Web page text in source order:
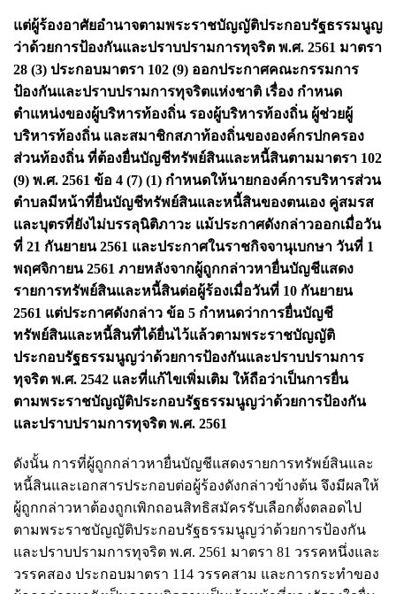
แต่ผู้ร้องอาศัยอำนาจตามพระราชบัญญัติประกอบรัฐธรรมนูญ
ว่าด้วยการป้องกันและปราบปรามการทุจริต พ.ศ. 2561 มาตรา
28 (3) ประกอบมาตรา 102 (9) ออกประกาศคณะกรรมการ
ป้องกันและปราบปรามการทุจริตแห่งชาติ เรื่อง กำหนด
ตำแหน่งของผู้บริหารท้องถิ่น รองผู้บริหารท้องถิ่น ผู้ช่วยผู้
บริหารท้องถิ่น และสมาชิกสภาท้องถิ่นขององค์กรปกครอง
ส่วนท้องถิ่น ที่ต้องยื่นบัญชีทรัพย์สินและหนี้สินตามมาตรา 102
(9) พ.ศ. 2561 ข้อ 4 (7) (1) กำหนดให้นายกองค์การบริหารส่วน
ตำบลมีหน้าที่ยื่นบัญชีทรัพย์สินและหนี้สินของตนเอง คู่สมรส
และบุตรที่ยังไม่บรรลุนิติภาวะ แม้ประกาศดังกล่าวออกเมื่อวัน
ที่ 21 กันยายน 2561 และประกาศในราชกิจจานุเบกษา วันที่ 1
พฤศจิกายน 2561 ภายหลังจากผู้ถูกกล่าวหายื่นบัญชีแสดง
รายการทรัพย์สินและหนี้สินต่อผู้ร้องเมื่อวันที่ 10 กันยายน
2561 แต่ประกาศดังกล่าว ข้อ 5 กำหนดว่าการยื่นบัญชี
ทรัพย์สินและหนี้สินที่ได้ยื่นไว้แล้วตามพระราชบัญญัติ
ประกอบรัฐธรรมนูญว่าด้วยการป้องกันและปราบปรามการ
ทุจริต พ.ศ. 2542 และที่แก้ไขเพิ่มเติม ให้ถือว่าเป็นการยื่น
ตามพระราชบัญญัติประกอบรัฐธรรมนูญว่าด้วยการป้องกัน
และปราบปรามการทุจริต พ.ศ. 2561
ดังนั้น การที่ผู้ถูกกล่าวหายื่นบัญชีแสดงรายการทรัพย์สินและ
หนี้สินและเอกสารประกอบต่อผู้ร้องดังกล่าวข้างต้น จึงมีผลให้
ผู้ถูกกล่าวหาต้องถูกเพิกถอนสิทธิสมัครรับเลือกตั้งตลอดไป
ตามพระราชบัญญัติประกอบรัฐธรรมนูญว่าด้วยการป้องกัน
และปราบปรามการทุจริต พ.ศ. 2561 มาตรา 81 วรรคหนึ่งและ
วรรคสอง ประกอบมาตรา 114 วรรคสาม และการกระทำของ